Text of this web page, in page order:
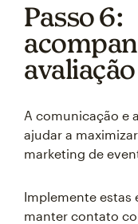
Passo 6:
A comunicação e
ajudar a
marketing de
Implemente estas
manter contato